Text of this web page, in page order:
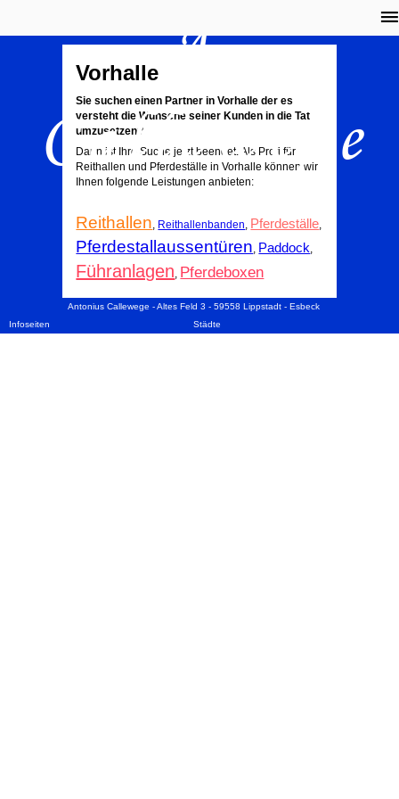
A.
Callewege
Vorhalle
Sie suchen einen Partner in Vorhalle der es
versteht die Wünsche seiner Kunden in die Tat
umzusetzen?
Dann ist Ihre Suche jetzt beendet. Als Profi für
Reithallen und Pferdeställe in Vorhalle können wir
Ihnen folgende Leistungen anbieten:
Reithallen, Reithallenbanden, Pferdeställe,
Pferdestallaussentüren, Paddock,
Führanlagen, Pferdeboxen
Antonius Callewege - Altes Feld 3 - 59558 Lippstadt - Esbeck
Infoseiten
Städte